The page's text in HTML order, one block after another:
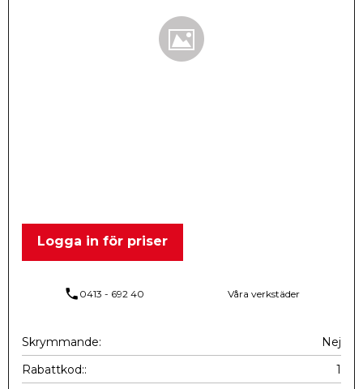
Logga in för priser
phone 0413 - 692 40 Våra verkstäder
Skrymmande
Nej
Rabattkod:
1